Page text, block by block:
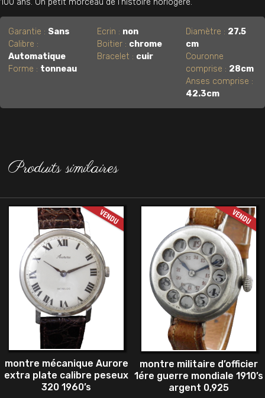
Garantie : Sans
Calibre :
Automatique
Forme : tonneau
Ecrin : non
Boitier : chrome
Bracelet : cuir
Diamètre : 27.5
cm
Couronne
comprise : 28cm
Anses comprise :
42.3cm
Produits similaires
montre mécanique Aurore
extra plate calibre peseux
320 1960’s
montre militaire d’officier
1ére guerre mondiale 1910’s
argent 0,925